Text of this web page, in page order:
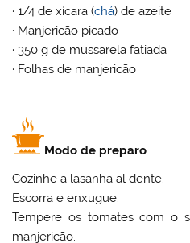
· 1/4 de xícara (chá) de azeite
· Manjericão picado
· 350 g de mussarela fatiada
· Folhas de manjericão
Modo de preparo
Cozinhe a lasanha al dente.
Escorra e enxugue.
Tempere os tomates com o
manjericão.